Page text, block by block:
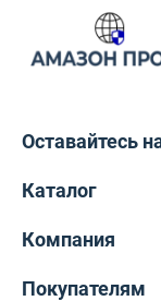
Оставайтесь
+375 29 616-
Каталог
Спецодежда
Спецобувь
Компания
О нас
Покупателям